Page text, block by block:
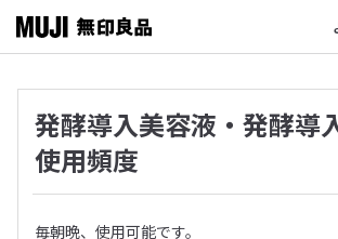
発酵導入美容液・発酵導
使用頻度
毎朝晩、使用可能です。